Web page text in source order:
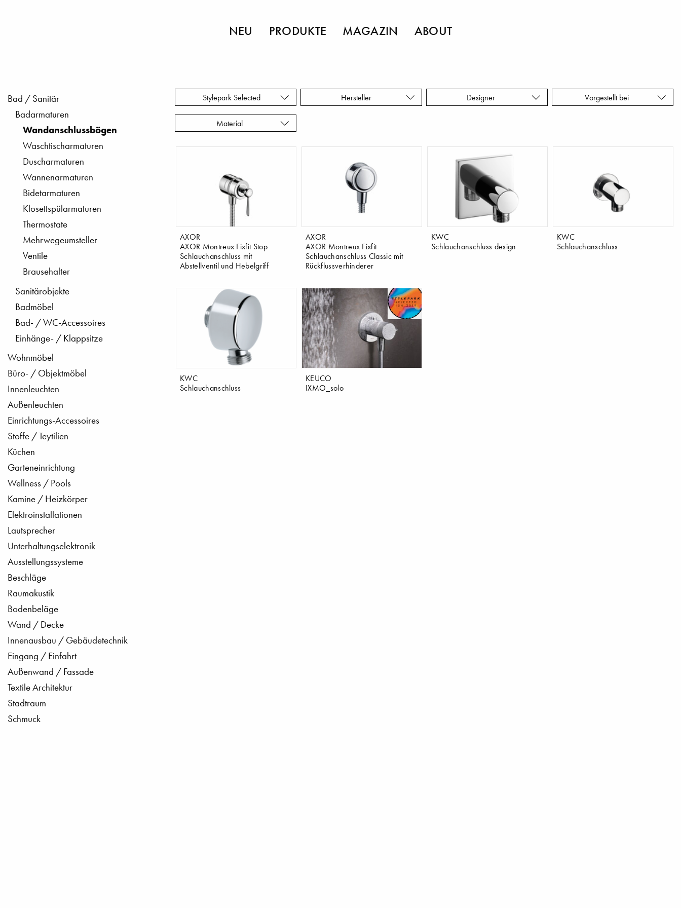
NEU PRODUKTE MAGAZIN ABOUT
Bad / Sanitär
Badarmaturen
Wandanschlussbögen
Waschtischarmaturen
Duscharmaturen
Wannenarmaturen
Bidetarmaturen
Klosettspülarmaturen
Thermostate
Mehrwegeumsteller
Ventile
Brausehalter
Sanitärobjekte
Badmöbel
Bad- / WC-Accessoires
Einhänge- / Klappsitze
Wohnmöbel
Büro- / Objektmöbel
Innenleuchten
Außenleuchten
Einrichtungs-Accessoires
Stoffe / Teytilien
Küchen
Garteneinrichtung
Wellness / Pools
Kamine / Heizkörper
Elektroinstallationen
Lautsprecher
Unterhaltungselektronik
Ausstellungssysteme
Beschläge
Raumakustik
Bodenbeläge
Wand / Decke
Innenausbau / Gebäudetechnik
Eingang / Einfahrt
Außenwand / Fassade
Textile Architektur
Stadtraum
Schmuck
Stylepark Selected Hersteller Designer Vorgestellt bei
Material
AXOR
AXOR Montreux Fixfit Stop
Schlauchanschluss mit
Abstellventil und Hebelgriff
AXOR
AXOR Montreux Fixfit
Schlauchanschluss Classic mit
Rückflussverhinderer
KWC
Schlauchanschluss design
KWC
Schlauchanschluss
KWC
Schlauchanschluss
KEUCO
IXMO_solo